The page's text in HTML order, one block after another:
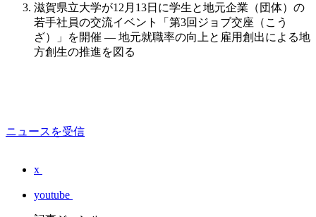
滋賀県立大学が12月13日に学生と地元企業（団体）の
若手社員の交流イベント「第3回ジョブ交座（こう
ざ）」を開催 — 地元就職率の向上と雇用創出による地
方創生の推進を図る
ニュースを受信
x
youtube